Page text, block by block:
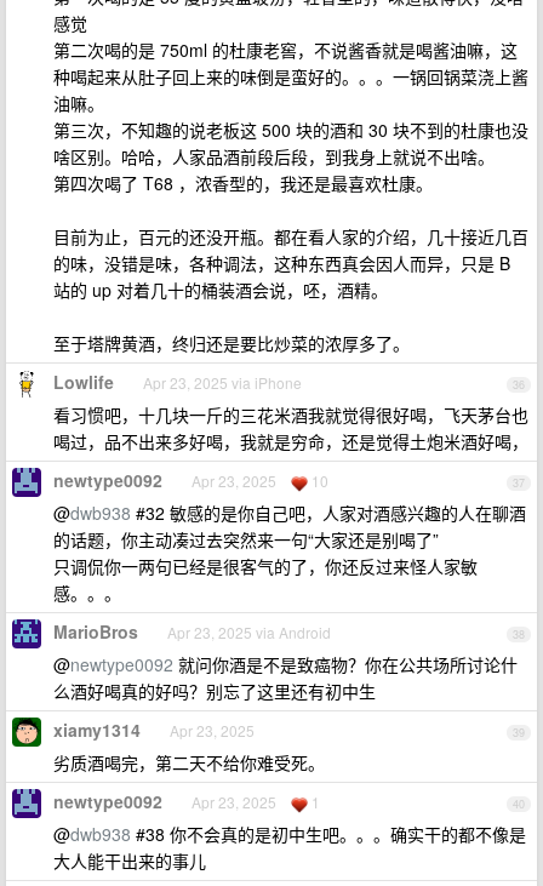
感觉
第二次喝的是 750ml 的杜康老窖，不说酱香就是喝酱油嘛，这
种喝起来从肚子回上来的味倒是蛮好的。。。一锅回锅菜浇上酱
油嘛。
第三次，不知趣的说老板这 500 块的酒和 30 块不到的杜康也没
啥区别。哈哈，人家品酒前段后段，到我身上就说不出啥。
第四次喝了 T68 ，浓香型的，我还是最喜欢杜康。
目前为止，百元的还没开瓶。都在看人家的介绍，几十接近几百
的味，没错是味，各种调法，这种东西真会因人而异，只是 B
站的 up 对着几十的桶装酒会说，呸，酒精。
至于塔牌黄酒，终归还是要比炒菜的浓厚多了。
36
Lowlife Apr 23, 2025 via iPhone
看习惯吧，十几块一斤的三花米酒我就觉得很好喝，飞天茅台也
喝过，品不出来多好喝，我就是穷命，还是觉得土炮米酒好喝，
37
newtype0092 Apr 23, 2025 10
@dwb938 #32 敏感的是你自己吧，人家对酒感兴趣的人在聊酒
的话题，你主动凑过去突然来一句“大家还是别喝了”
只调侃你一两句已经是很客气的了，你还反过来怪人家敏
感。。。
38
MarioBros Apr 23, 2025 via Android
@newtype0092 就问你酒是不是致癌物？你在公共场所讨论什
么酒好喝真的好吗？别忘了这里还有初中生
39
xiamy1314 Apr 23, 2025
劣质酒喝完，第二天不给你难受死。
40
newtype0092 Apr 23, 2025 1
@dwb938 #38 你不会真的是初中生吧。。。确实干的都不像是
大人能干出来的事儿